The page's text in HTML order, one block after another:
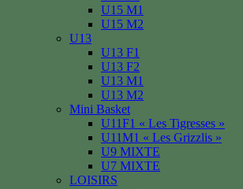
U15 M1
U15 M2
U13
U13 F1
U13 F2
U13 M1
U13 M2
Mini Basket
U11F1 « Les Tigresses »
U11M1 « Les Grizzlis »
U9 MIXTE
U7 MIXTE
LOISIRS